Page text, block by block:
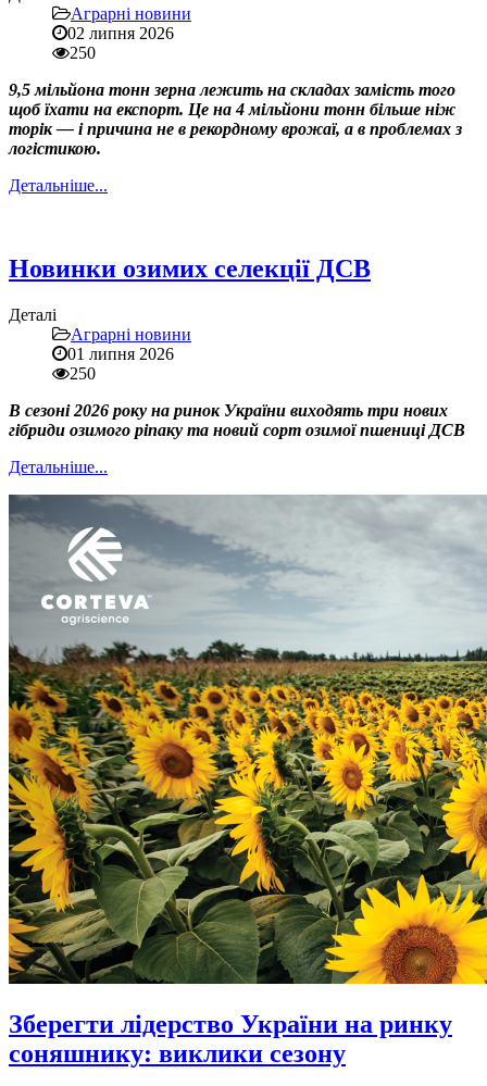
Аграрні новини
02 липня 2026
250
9,5 мільйона тонн зерна лежить на складах замість того
щоб їхати на експорт. Це на 4 мільйони тонн більше ніж
торік — і причина не в рекордному врожаї, а в проблемах з
логістикою.
Детальніше...
Новинки озимих селекції ДСВ
Деталі
Аграрні новини
01 липня 2026
250
В сезоні 2026 року на ринок України виходять три нових
гібриди озимого ріпаку та новий сорт озимої пшениці ДСВ
Детальніше...
Зберегти лідерство України на ринку
соняшнику: виклики сезону